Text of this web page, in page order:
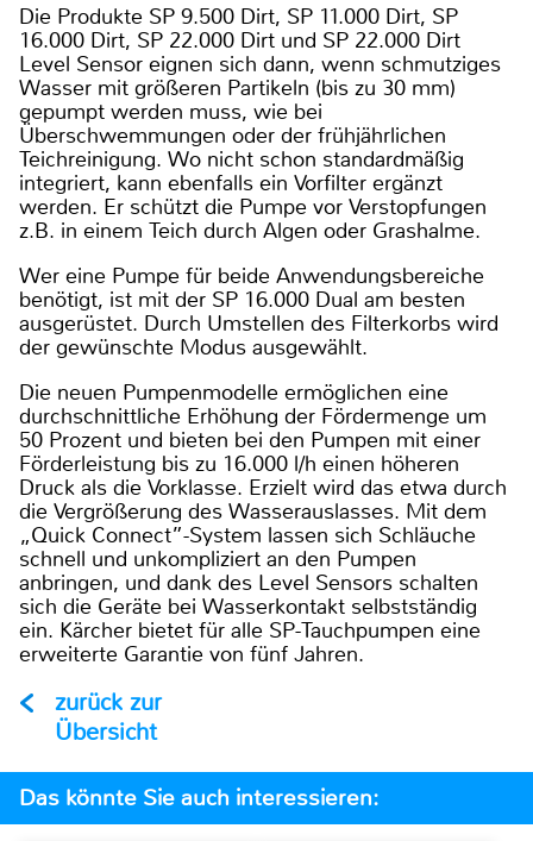
Die Produkte SP 9.500 Dirt, SP 11.000 Dirt, SP
16.000 Dirt, SP 22.000 Dirt und SP 22.000 Dirt
Level Sensor eignen sich dann, wenn schmutziges
Wasser mit größeren Partikeln (bis zu 30 mm)
gepumpt werden muss, wie bei
Überschwemmungen oder der frühjährlichen
Teichreinigung. Wo nicht schon standardmäßig
integriert, kann ebenfalls ein Vorfilter ergänzt
werden. Er schützt die Pumpe vor Verstopfungen
z.B. in einem Teich durch Algen oder Grashalme.
Wer eine Pumpe für beide Anwendungsbereiche
benötigt, ist mit der SP 16.000 Dual am besten
ausgerüstet. Durch Umstellen des Filterkorbs wird
der gewünschte Modus ausgewählt.
Die neuen Pumpenmodelle ermöglichen eine
durchschnittliche Erhöhung der Fördermenge um
50 Prozent und bieten bei den Pumpen mit einer
Förderleistung bis zu 16.000 l/h einen höheren
Druck als die Vorklasse. Erzielt wird das etwa durch
die Vergrößerung des Wasserauslasses. Mit dem
„Quick Connect”-System lassen sich Schläuche
schnell und unkompliziert an den Pumpen
anbringen, und dank des Level Sensors schalten
sich die Geräte bei Wasserkontakt selbstständig
ein. Kärcher bietet für alle SP-Tauchpumpen eine
erweiterte Garantie von fünf Jahren.
zurück zur
Übersicht
Das könnte Sie auch interessieren: